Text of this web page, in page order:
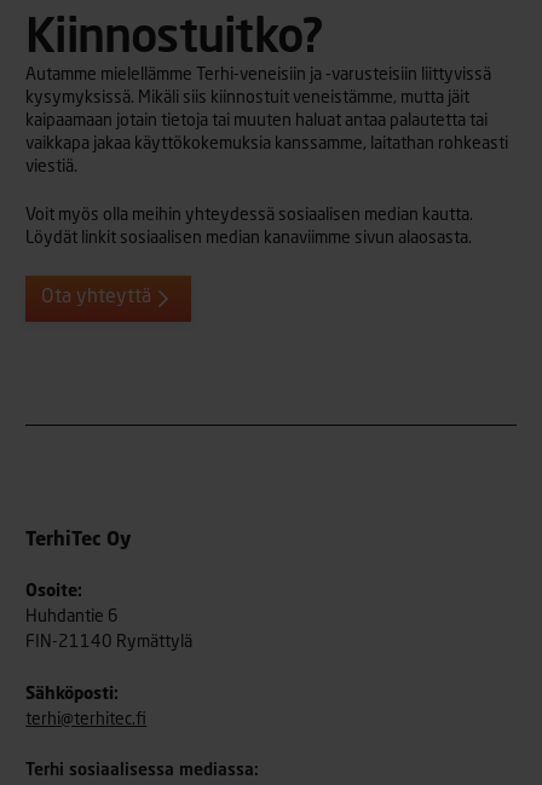
Kiinnostuitko?
Autamme mielellämme Terhi-veneisiin ja -varusteisiin liittyvissä
kysymyksissä. Mikäli siis kiinnostuit veneistämme, mutta jäit
kaipaamaan jotain tietoja tai muuten haluat antaa palautetta tai
vaikkapa jakaa käyttökokemuksia kanssamme, laitathan rohkeasti
viestiä.
Voit myös olla meihin yhteydessä sosiaalisen median kautta.
Löydät linkit sosiaalisen median kanaviimme sivun alaosasta.
Ota yhteyttä
TerhiTec Oy
Osoite:
Huhdantie 6
FIN-21140 Rymättylä
Sähköposti:
terhi@terhitec.fi
Terhi sosiaalisessa mediassa: